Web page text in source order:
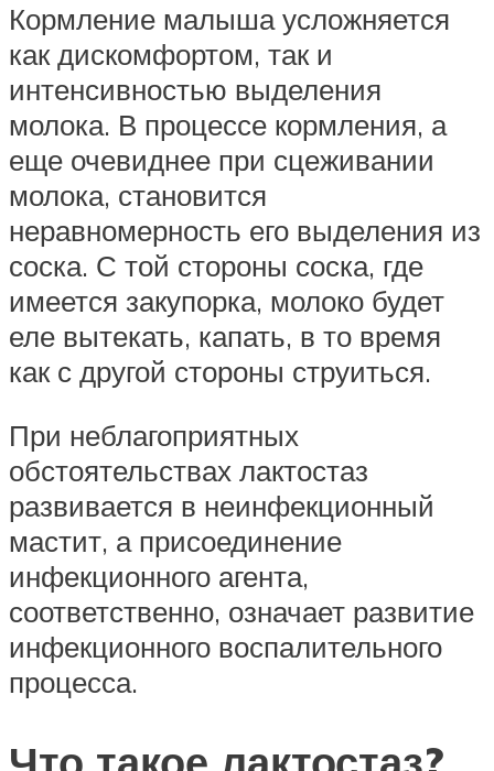
Кормление малыша усложняется
как дискомфортом, так и
интенсивностью выделения
молока. В процессе кормления, а
еще очевиднее при сцеживании
молока, становится
неравномерность его выделения из
соска. С той стороны соска, где
имеется закупорка, молоко будет
еле вытекать, капать, в то время
как с другой стороны струиться.
При неблагоприятных
обстоятельствах лактостаз
развивается в неинфекционный
мастит, а присоединение
инфекционного агента,
соответственно, означает развитие
инфекционного воспалительного
процесса.